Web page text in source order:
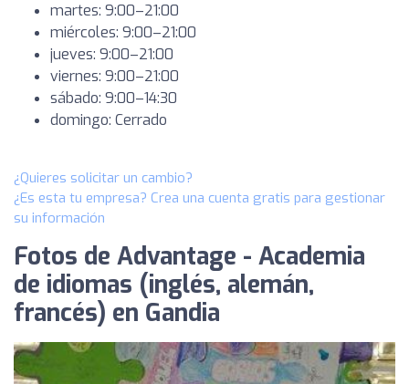
martes: 9:00–21:00
miércoles: 9:00–21:00
jueves: 9:00–21:00
viernes: 9:00–21:00
sábado: 9:00–14:30
domingo: Cerrado
¿Quieres solicitar un cambio?
¿Es esta tu empresa? Crea una cuenta gratis para gestionar
su información
Fotos de Advantage - Academia
de idiomas (inglés, alemán,
francés) en Gandia